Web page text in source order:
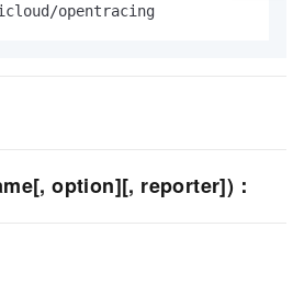
opentracing
option][, reporter])：